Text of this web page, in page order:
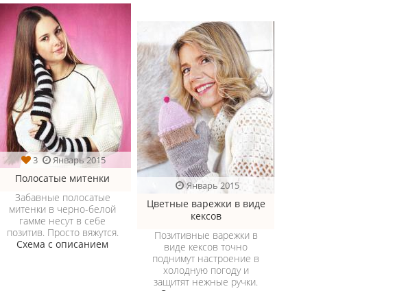
3 Январь 2015
Полосатые митенки
Забавные полосатые
митенки в черно-белой
гамме несут в себе
позитив. Просто вяжутся.
Схема с описанием
Январь 2015
Цветные варежки в виде
кексов
Позитивные варежки в
виде кексов точно
поднимут настроение в
холодную погоду и
защитят нежные ручки.